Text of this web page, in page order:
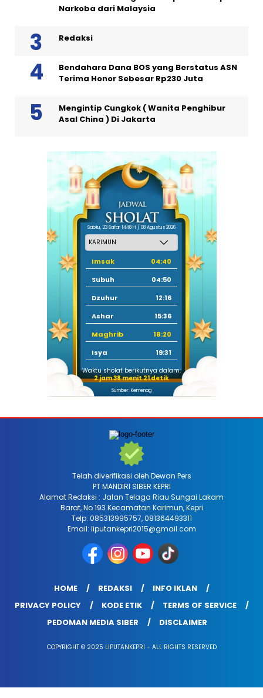
Narkoba dari Malaysia
Redaksi
Bendahara Dana BOS yang Berstatus ASN
Terima Honor Sebesar Rp230 Juta
Mengintip Cungkok ( Wanita Penghibur
Asal China ) Di Jakarta
Sabtu, 23 Safar 1448 H / 08 Agustus 2026
Imsak
04:40
Subuh
04:50
Dzuhur
12:16
Ashar
15:36
Maghrib
18:20
Isya
19:31
Waktu sholat berikutnya dalam:
2 jam 38 menit 19 detik
Sumber: Kemenag
Telah diverifikasi oleh Dewan Pers
PT MANDIRI SIBER KEPRI
Alamat Redaksi : Jalan Telaga Riau Sungai Lakam
Barat, No 193 Kecamatan Karimun, Kepri
Telp: 085313995757, 081364493311
Email: liputankepri2015@gmail.com
HOME REDAKSI
INFO IKLAN
PRIVACY POLICY
KODE ETIK
TERMS OF SERVICE
PEDOMAN MEDIA SIBER
DISCLAIMER
COPYRIGHT © 2025 LIPUTANKEPRI - ALL RIGHTS RESERVED